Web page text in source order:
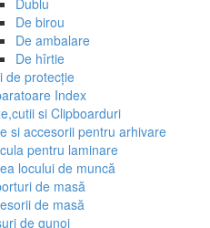
De birou
De ambalare
De hîrtie
de protecție
Index
si Clipboarduri
si accesorii pentru arhivare
pentru laminare
locului de muncă
de masă
de masă
de gunoi